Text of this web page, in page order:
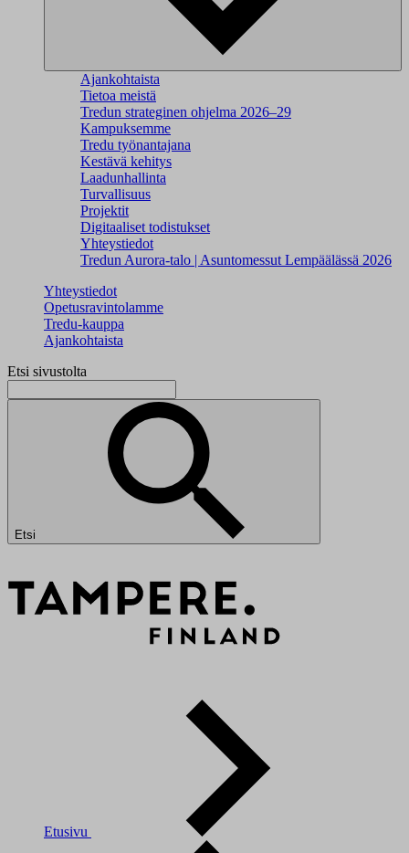
Ajankohtaista
Tietoa meistä
Tredun strateginen ohjelma 2026–29
Kampuksemme
Tredu työnantajana
Kestävä kehitys
Laadunhallinta
Turvallisuus
Projektit
Digitaaliset todistukset
Yhteystiedot
Tredun Aurora-talo | Asuntomessut Lempäälässä 2026
Yhteystiedot
Opetusravintolamme
Tredu-kauppa
Ajankohtaista
Etsi sivustolta
Etsi
Etusivu